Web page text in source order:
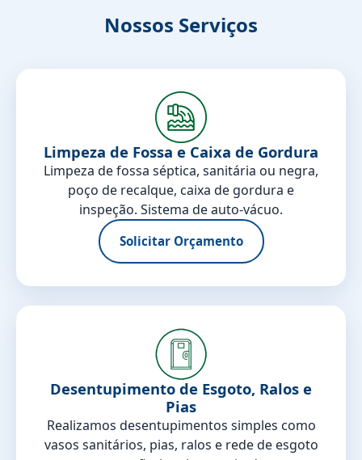
Nossos Serviços
Limpeza de Fossa e Caixa de Gordura
Limpeza de fossa séptica, sanitária ou negra,
poço de recalque, caixa de gordura e
inspeção. Sistema de auto-vácuo.
Solicitar Orçamento
Desentupimento de Esgoto, Ralos e
Pias
Realizamos desentupimentos simples como
vasos sanitários, pias, ralos e rede de esgoto